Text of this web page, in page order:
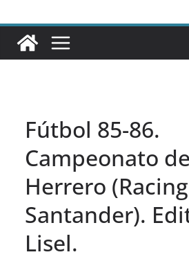
Fútbol 85-86.
Campeonato
Herrero
Santander).
Lisel.